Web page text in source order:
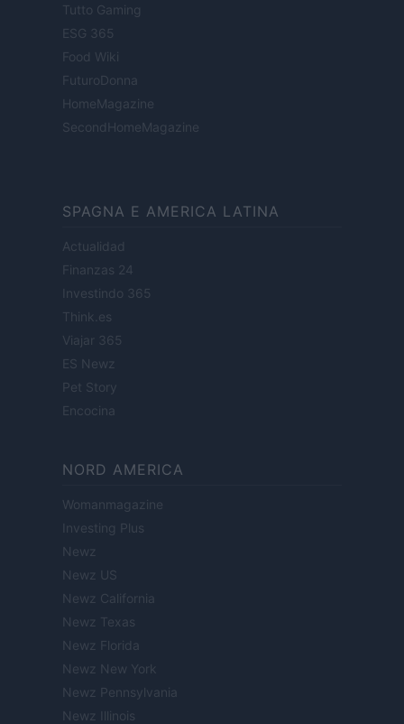
Tutto Gaming
ESG 365
Food Wiki
FuturoDonna
HomeMagazine
SecondHomeMagazine
SPAGNA E AMERICA LATINA
Actualidad
Finanzas 24
Investindo 365
Think.es
Viajar 365
ES Newz
Pet Story
Encocina
NORD AMERICA
Womanmagazine
Investing Plus
Newz
Newz US
Newz California
Newz Texas
Newz Florida
Newz New York
Newz Pennsylvania
Newz Illinois